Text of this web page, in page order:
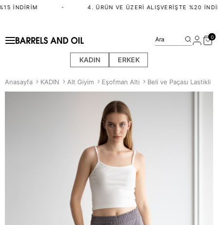
İNDIRIM 4. ÜRÜN VE ÜZERI ALIŞVERIŞTE %20
KADIN ERKEK
Ara 0
Anasayfa KADIN Alt Giyim Eşofman Altı Beli ve Paçası Lastikli